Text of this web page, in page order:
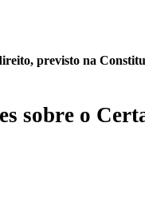
previsto na
sobre o